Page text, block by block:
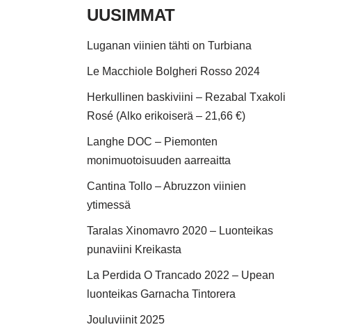
UUSIMMAT
Luganan viinien tähti on Turbiana
Le Macchiole Bolgheri Rosso 2024
Herkullinen baskiviini – Rezabal Txakoli
Rosé (Alko erikoiserä – 21,66 €)
Langhe DOC – Piemonten
monimuotoisuuden aarreaitta
Cantina Tollo – Abruzzon viinien
ytimessä
Taralas Xinomavro 2020 – Luonteikas
punaviini Kreikasta
La Perdida O Trancado 2022 – Upean
luonteikas Garnacha Tintorera
Jouluviinit 2025